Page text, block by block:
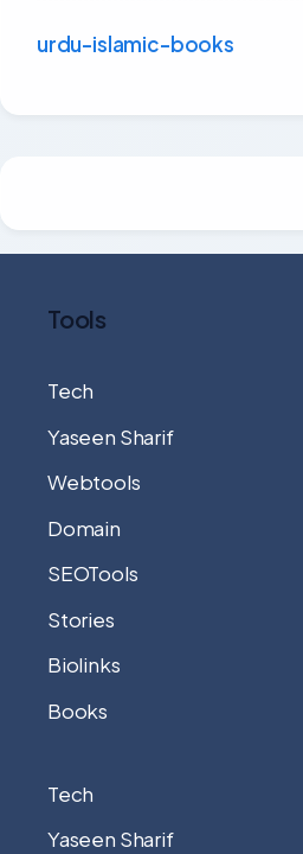
urdu-islamic-books
Tools
Tech
Yaseen Sharif
Webtools
Domain
SEOTools
Stories
Biolinks
Books
Tech
Yaseen Sharif